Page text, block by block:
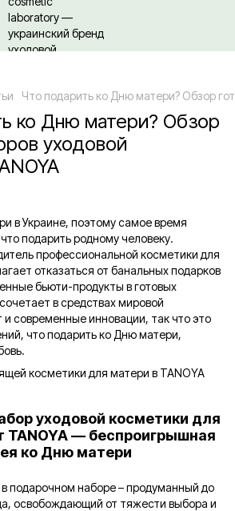
Что подарить ко Дню матери? Обзор
ко Дню матери? Обзор
уходовой
в Украине, поэтому самое время
подарить родному человеку.
профессиональной косметики для
отказаться от банальных подарков
бьюти-продукты в готовых
в средствах мировой
современные инновации, так что это
что подарить ко Дню матери,
уходовой косметики для
TANOYA — беспроигрышная
ко Дню матери
подарочном наборе – продуманный до
освобождающий от тяжести выбора и